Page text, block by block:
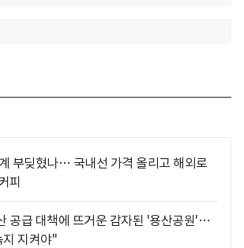
부딪혔나… 국내선 가격 올리고 해외로
피
공급 대책에 뜨거운 감자된 '용산공원'…
지 지켜야"